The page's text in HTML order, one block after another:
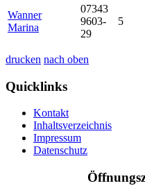
Wanner
Marina
07343
9603-
29
5
drucken nach oben
Quicklinks
Kontakt
Inhaltsverzeichnis
Impressum
Datenschutz